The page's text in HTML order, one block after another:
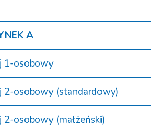
A
1-osobowy
2-osobowy (standardowy)
2-osobowy (małżeński)